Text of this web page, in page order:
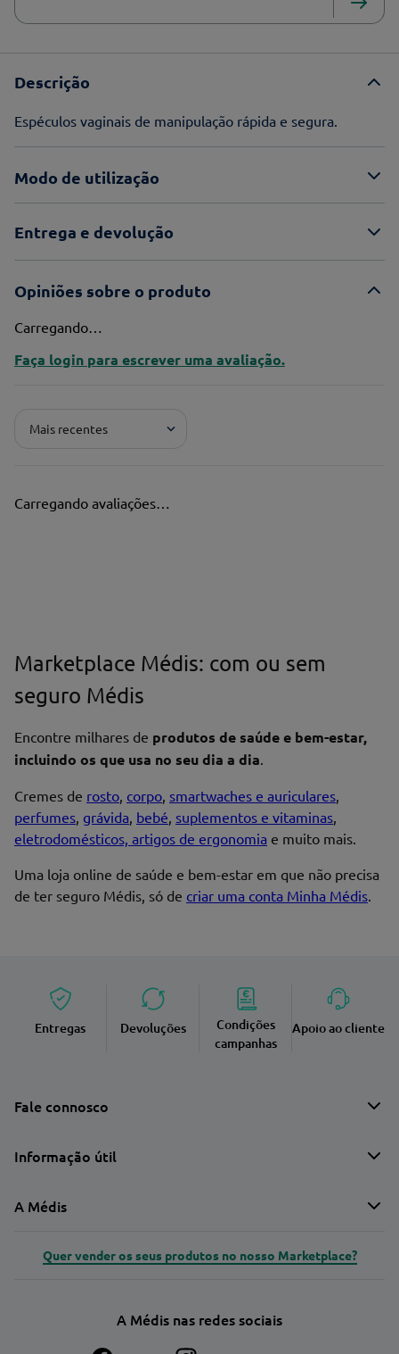
Descrição
Espéculos vaginais de manipulação rápida e segura.
Modo de utilização
Entrega e devolução
Opiniões sobre o produto
Carregando…
Faça login para escrever uma avaliação.
Mais recentes
Carregando avaliações…
Marketplace Médis: com ou sem
seguro Médis
Encontre milhares de produtos de saúde e bem-estar,
incluindo os que usa no seu dia a dia.
Cremes de rosto, corpo, smartwaches e auriculares,
perfumes, grávida, bebé, suplementos e vitaminas,
eletrodomésticos, artigos de ergonomia e muito mais.
Uma loja online de saúde e bem-estar em que não precisa
de ter seguro Médis, só de criar uma conta Minha Médis.
Entregas Devoluções
Condições
campanhas
Apoio ao cliente
Fale connosco
Informação útil
A Médis
Quer vender os seus produtos no nosso Marketplace?
A Médis nas redes sociais